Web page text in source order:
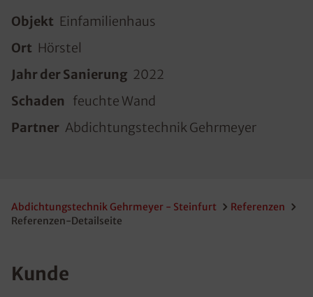
Objekt Einfamilienhaus
Ort Hörstel
Jahr der Sanierung 2022
Schaden
feuchte Wand
Partner Abdichtungstechnik Gehrmeyer
Abdichtungstechnik Gehrmeyer - Steinfurt
Referenzen
Referenzen-Detailseite
Kunde